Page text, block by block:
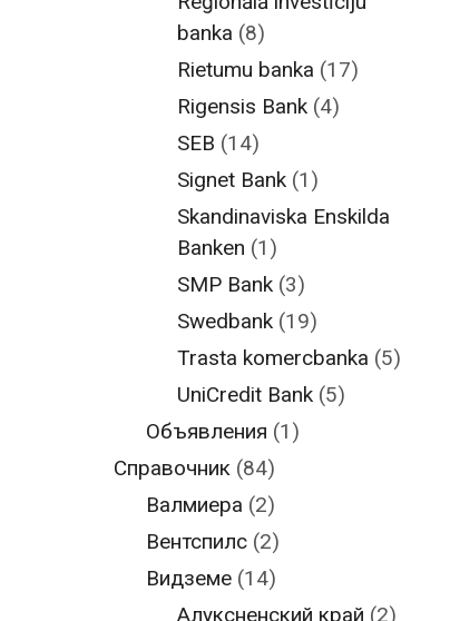
banka (8)
Rietumu banka (17)
Rigensis Bank (4)
SEB (14)
Signet Bank (1)
Skandinaviska Enskilda
Banken (1)
SMP Bank (3)
Swedbank (19)
Trasta komercbanka (5)
UniCredit Bank (5)
Объявления (1)
Справочник (84)
Валмиера (2)
Вентспилс(2)
Видземе(14)
Алуксненский край (2)